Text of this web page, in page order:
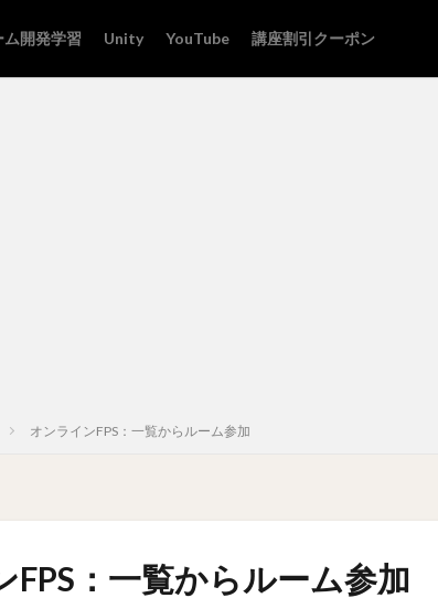
ム開発学習 Unity YouTube 講座割引クーポン
オンラインFPS：一覧からルーム参加
FPS：一覧からルーム参加